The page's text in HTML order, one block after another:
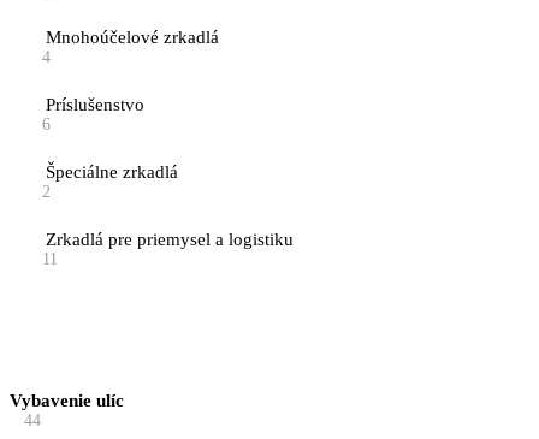
Mnohoúčelové zrkadlá
4
Príslušenstvo
6
Špeciálne zrkadlá
2
Zrkadlá pre priemysel a logistiku
11
Vybavenie ulíc
44